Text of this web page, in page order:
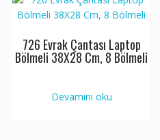
726 Evrak Çantası Laptop
Bölmeli 38X28 Cm, 8 Bölmeli
Devamını oku